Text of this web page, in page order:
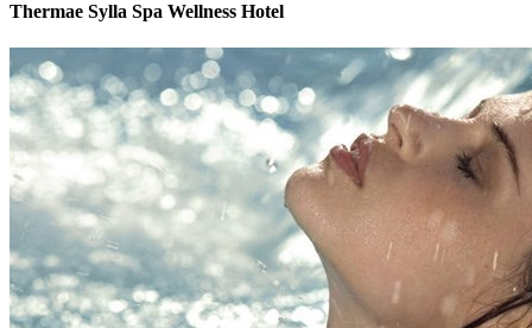
Thermae Sylla Spa Wellness Hotel